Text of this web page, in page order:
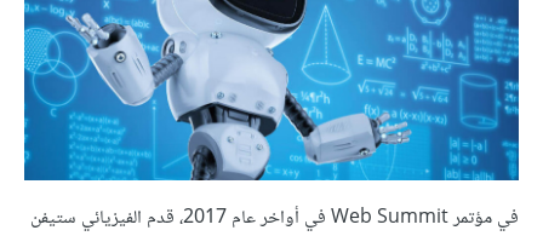
في مؤتمر Web Summit في أواخر عام 2017، قدم الفيزيائي ستيفن